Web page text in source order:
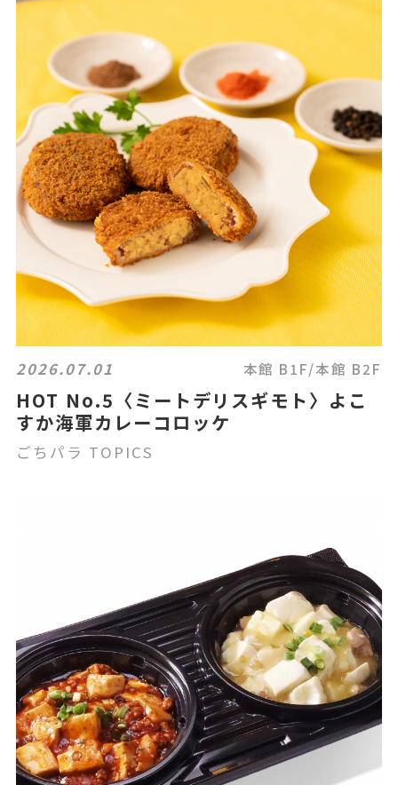
2026.07.01 本館 B1F/本館 B2F
HOT No.5〈ミートデリスギモト〉よこ
すか海軍カレーコロッケ
ごちパラ TOPICS